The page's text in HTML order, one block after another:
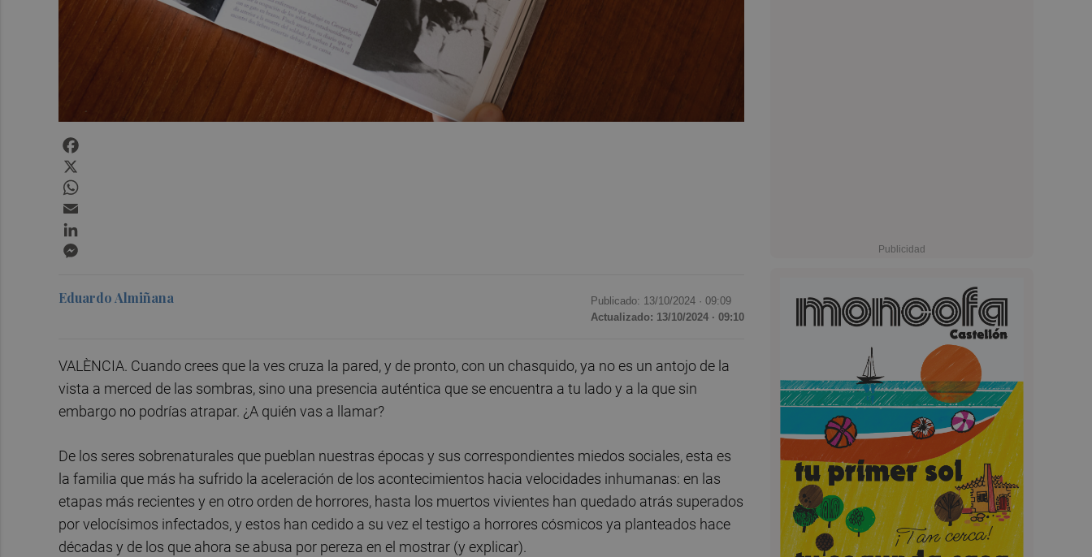
Eduardo Almiñana Publicado: 13/10/2024 · 09:09
Actualizado: 13/10/2024 · 09:10
VALÈNCIA. Cuando crees que la ves cruza la pared, y de pronto, con un chasquido, ya no es un antojo de la
vista a merced de las sombras, sino una presencia auténtica que se encuentra a tu lado y a la que sin
embargo no podrías atrapar. ¿A quién vas a llamar?
De los seres sobrenaturales que pueblan nuestras épocas y sus correspondientes miedos sociales, esta es
la familia que más ha sufrido la aceleración de los acontecimientos hacia velocidades inhumanas: en las
etapas más recientes y en otro orden de horrores, hasta los muertos vivientes han quedado atrás superados
por velocísimos infectados, y estos han cedido a su vez el testigo a horrores cósmicos ya planteados hace
décadas y de los que ahora se abusa por pereza en el mostrar (y explicar).